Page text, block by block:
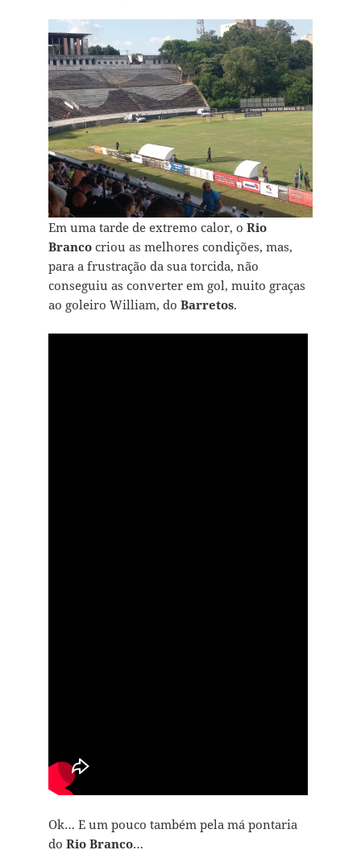
Em uma tarde de extremo calor, o Rio
Brancocriou as melhores condições, mas,
para a frustração da sua torcida, não
conseguiu as converter em gol, muito graças
ao goleiro William, do Barretos.
Ok… E um pouco também pela má pontaria
do Rio Branco…